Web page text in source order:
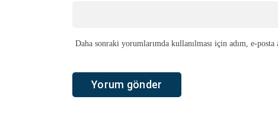
Daha sonraki yorumlarımda kullanılması için adım, e-